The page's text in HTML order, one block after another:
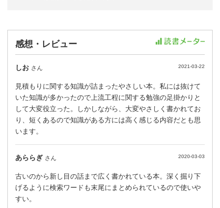
感想・レビュー
しお さん 2021-03-22
見積もりに関する知識が詰まったやさしい本。私には抜けて
いた知識が多かったので上流工程に関する勉強の足掛かりと
して大変役立った。しかしながら、大変やさしく書かれてお
り、短くあるので知識がある方には高く感じる内容だとも思
います。
あららぎ さん 2020-03-03
古いのから新し目の話まで広く書かれている本。深く掘り下
げるように検索ワードも末尾にまとめられているので使いや
すい。